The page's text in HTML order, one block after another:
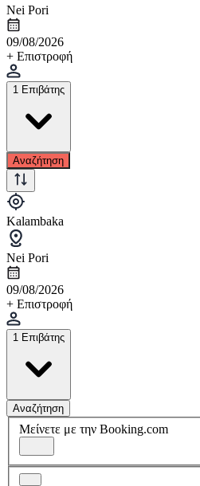
Nei Pori
09/08/2026
+ Επιστροφή
1 Επιβάτης
Αναζήτηση
Kalambaka
Nei Pori
09/08/2026
+ Επιστροφή
1 Επιβάτης
Αναζήτηση
Μείνετε με την Booking.com